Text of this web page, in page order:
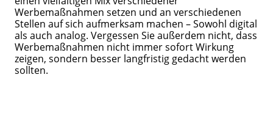
Werbemaßnahmen setzen und an verschiedenen
Stellen auf sich aufmerksam machen – Sowohl digital
als auch analog. Vergessen Sie außerdem nicht, dass
Werbemaßnahmen nicht immer sofort Wirkung
zeigen, sondern besser langfristig gedacht werden
sollten.